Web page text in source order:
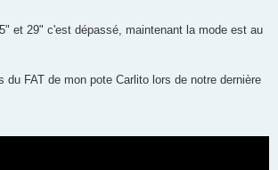
et 29" c'est dépassé, maintenant la mode est au
du FAT de mon pote Carlito lors de notre dernière